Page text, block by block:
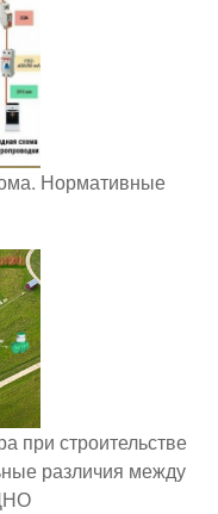
Нормативные
при строительстве
различия между